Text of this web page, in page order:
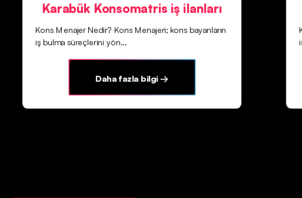
Karabük Konsomatris iş ilanları
Kons Menajer Nedir? Kons Menajeri; kons bayanların
iş bulma süreçlerini yön...
Daha fazla bilgi →